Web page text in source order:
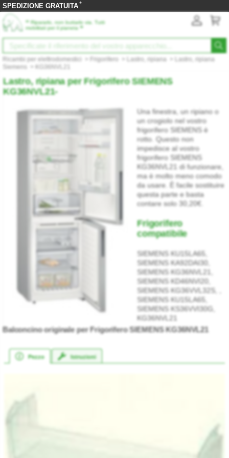
SPEDIZIONE GRATUITA*
‟ Ripararlo, non buttarlo via. Tutti
mobilitati per il pianeta ”
Ricambi per elettrodomestici Frigorifero Lastro, ripiana
Lastro, ripiana
Siemens
Lastro, ripiana per Frigorifero SIEMENS
KG36NVL21-
Una finestra, un ripiano o
un crogiolo nel vostro
frigorifero SIEMENS è
rotto. Questo non
impedisce al vostro
frigorifero SIEMENS
KG36NVL21 di funzionare,
ma è molto meno comodo
da usare. È facile sostituire
questa parte e basta
contare solo 30,20€.
Frigorifero
compatibile
SIEMENS KU15LA65,
SIEMENS KA92DAI30,
SIEMENS KG36NVL21,
SIEMENS KD46NVI20,
SIEMENS KG36VVL32S, ,
SIEMENS KU15LA65,
SIEMENS KS36VVI30G,
KG36NVL21
Balconcino originale per Frigorifero SIEMENS KG36NVL21
Pezzo Istruzioni